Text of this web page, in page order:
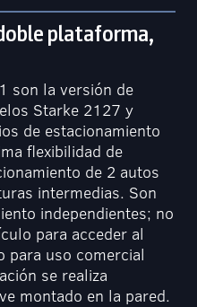
plataforma,
son la versión de
Starke 2127 y
de estacionamiento
flexibilidad de
de 2 autos
intermedias. Son
independientes; no
para acceder al
para uso comercial
se realiza
montado en la pared.